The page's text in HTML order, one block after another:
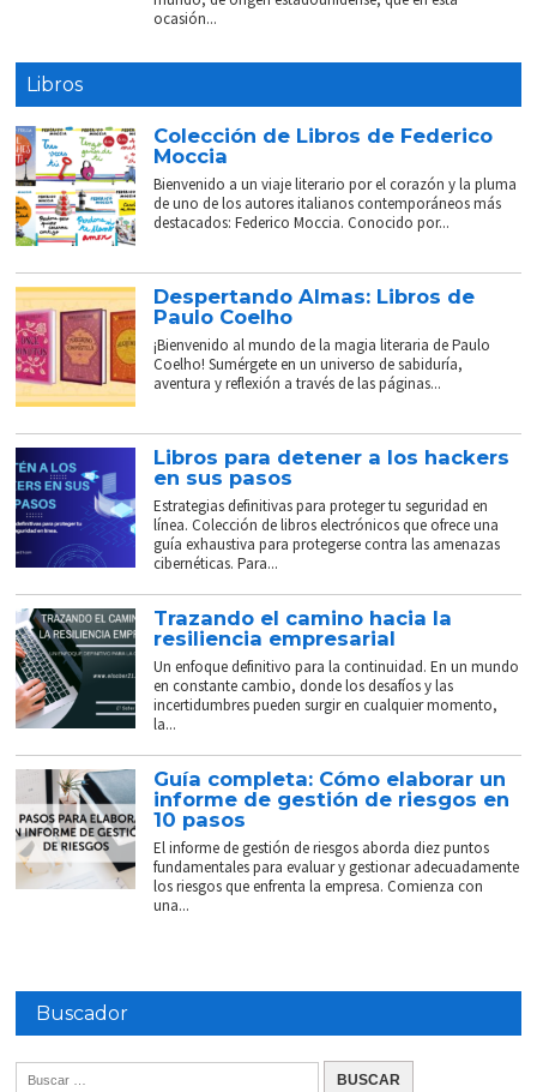
ocasión...
Libros
Colección de Libros de Federico
Moccia
Bienvenido a un viaje literario por el corazón y la pluma
de uno de los autores italianos contemporáneos más
destacados: Federico Moccia. Conocido por...
Despertando Almas: Libros de
Paulo Coelho
¡Bienvenido al mundo de la magia literaria de Paulo
Coelho! Sumérgete en un universo de sabiduría,
aventura y reflexión a través de las páginas...
Libros para detener a los hackers
en sus pasos
Estrategias definitivas para proteger tu seguridad en
línea. Colección de libros electrónicos que ofrece una
guía exhaustiva para protegerse contra las amenazas
cibernéticas. Para...
Trazando el camino hacia la
resiliencia empresarial
Un enfoque definitivo para la continuidad. En un mundo
en constante cambio, donde los desafíos y las
incertidumbres pueden surgir en cualquier momento,
la...
Guía completa: Cómo elaborar un
informe de gestión de riesgos en
10 pasos
El informe de gestión de riesgos aborda diez puntos
fundamentales para evaluar y gestionar adecuadamente
los riesgos que enfrenta la empresa. Comienza con
una...
Buscador